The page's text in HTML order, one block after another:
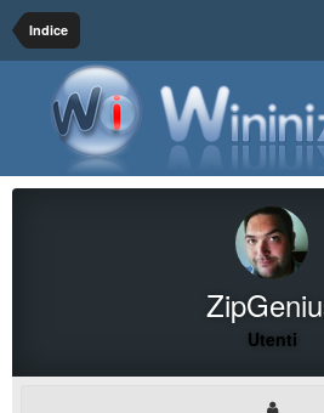
Indice
Utenti